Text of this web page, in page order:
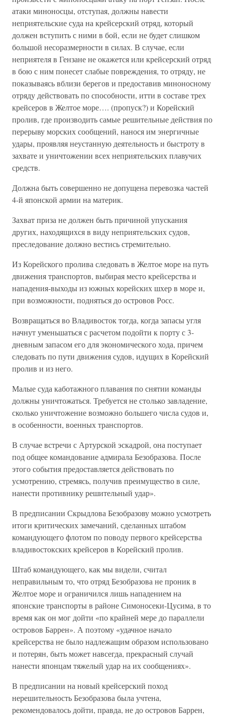
атаки миноносцы, отступая, должны навести
неприятельские суда на крейсерский отряд, который
должен вступить с ними в бой, если не будет слишком
большой несоразмерности в силах. В случае, если
неприятеля в Гензане не окажется или крейсерский отряд
в бою с ним понесет слабые повреждения, то отряду, не
показываясь вблизи берегов и предоставив миноносному
отряду действовать по способности, итти в составе трех
крейсеров в Желтое море…. (пропуск?) и Корейский
пролив, где производить самые решительные действия по
перерыву морских сообщений, нанося им энергичные
удары, проявляя неустанную деятельность и быстроту в
захвате и уничтожении всех неприятельских плавучих
средств.
Должна быть совершенно не допущена перевозка частей
4-й японской армии на материк.
Захват приза не должен быть причиной упускания
других, находящихся в виду неприятельских судов,
преследование должно вестись стремительно.
Из Корейского пролива следовать в Желтое море на путь
движения транспортов, выбирая место крейсерства и
нападения-выходы из южных корейских шхер в море и,
при возможности, подняться до островов Росс.
Возвращаться во Владивосток тогда, когда запасы угля
начнут уменьшаться с расчетом подойти к порту с 3-
дневным запасом его для экономического хода, причем
следовать по пути движения судов, идущих в Корейский
пролив и из него.
Малые суда каботажного плавания по снятии команды
должны уничтожаться. Требуется не столько завладение,
сколько уничтожение возможно большего числа судов и,
в особенности, военных транспортов.
В случае встречи с Артурской эскадрой, она поступает
под общее командование адмирала Безобразова. После
этого события предоставляется действовать по
усмотрению, стремясь, получив преимущество в силе,
нанести противнику решительный удар».
В предписании Скрыдлова Безобразову можно усмотреть
итоги критических замечаний, сделанных штабом
командующего флотом по поводу первого крейсерства
владивостокских крейсеров в Корейский пролив.
Штаб командующего, как мы видели, считал
неправильным то, что отряд Безобразова не проник в
Желтое море и ограничился лишь нападением на
японские транспорты в районе Симоносеки-Цусима, в то
время как он мог дойти «по крайней мере до параллели
островов Баррен». А поэтому «удачное начало
крейсерства не было надлежащим образом использовано
и потерян, быть может навсегда, прекрасный случай
нанести японцам тяжелый удар на их сообщениях».
В предписании на новый крейсерский поход
нерешительность Безобразова была учтена,
рекомендовалось дойти, правда, не до островов Баррен,